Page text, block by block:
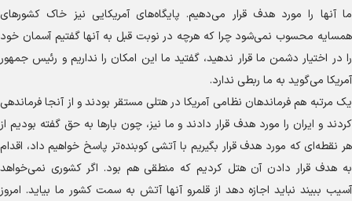
ما آنها را مورد هدف قرار می‌دهیم. پایگاه‌های آمریکایی نیز خاک کشور‌های
همسایه محسوب نمی‌شود چرا که هرچه در نوبت قبل به آنها گفتیم آسمان خود
را در اختیار دشمن ما قرار ندهید، گفتید ما این امکان را نداریم و رئیس جمهور
آمریکا می‌گوید به ما ربطی ندارد.
یک مرتبه هم فرماندهان نظامی آمریکا در هتلی مستقر بودند و از آنجا فرماندهی
کردند و ایران را مورد هدف قرار دادند و ما نیز، چون بار‌ها به حق گفته بودیم از
هر نقطه‌ای که مورد هدف قرار بگیریم با آتشی کوبنده‌تر پاسخ خواهیم داد، اقدام
به هدف قرار دادن آن هتل کردیم که منطقی هم بود. اگر کشوری نمی‌خواهد
آسیب ببیند نباید اجازه دهد از قلمرو آنها آتش به سمت کشور ما بیاید. امروز